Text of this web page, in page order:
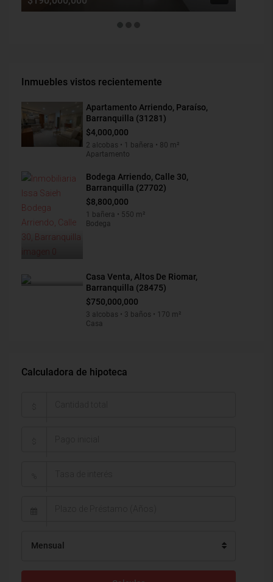
Inmuebles vistos recientemente
Apartamento Arriendo, Paraíso,
Barranquilla (31281)
$4,000,000
2 alcobas • 1 bañera • 80 m²
Apartamento
Bodega Arriendo, Calle 30,
Barranquilla (27702)
$8,800,000
1 bañera • 550 m²
Bodega
Casa Venta, Altos De Riomar,
Barranquilla (28475)
$750,000,000
3 alcobas • 3 baños • 170 m²
Casa
Calculadora de hipoteca
Mensual